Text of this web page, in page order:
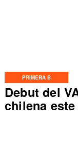
PRIMERA B
Debut del
chilena